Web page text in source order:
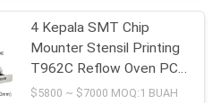
4 Kepala SMT Chip
Mounter Stensil Printing
T962C Reflow Oven PCB
Jalur Perakitan
$5800 ~ $7000 MOQ:1 BUAH